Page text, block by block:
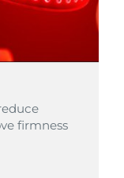
firmness